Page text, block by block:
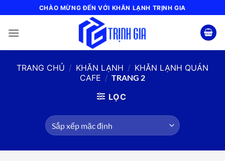
qua
nội
CHÀO MỪNG ĐẾN VỚI KHĂN LẠNH TRỊNH GIA
TRANG CHỦ / KHĂN LẠNH / KHĂN LẠNH QUÁN
CAFE / TRANG 2
LỌC